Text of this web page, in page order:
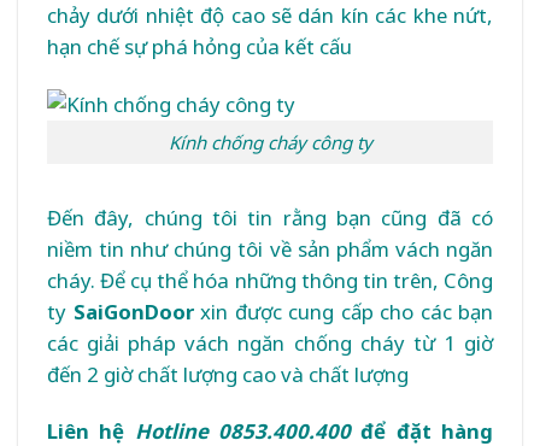
chảy dưới nhiệt độ cao sẽ dán kín các khe nứt,
hạn chế sự phá hỏng của kết cấu
Kính chống cháy công ty
Đến đây, chúng tôi tin rằng bạn cũng đã có
niềm tin như chúng tôi về sản phẩm vách ngăn
cháy. Để cụ thể hóa những thông tin trên, Công
ty SaiGonDoorxin được cung cấp cho các bạn
các giải pháp vách ngăn chống cháy từ 1 giờ
đến 2 giờ chất lượng cao và chất lượng
Liên hệ Hotline 0853.400.400để đặt hàng